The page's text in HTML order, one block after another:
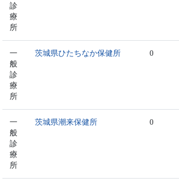
診
療
所
一
般
診
療
所
茨城県ひたちなか保健所 0
一
般
診
療
所
茨城県潮来保健所 0